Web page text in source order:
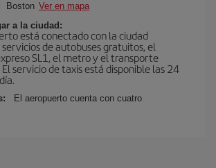
Boston Ver en mapa
a la ciudad:
está conectado con la ciudad
de autobuses gratuitos, el
SL1, el metro y el transporte
servicio de taxis está disponible las 24
El aeropuerto cuenta con cuatro